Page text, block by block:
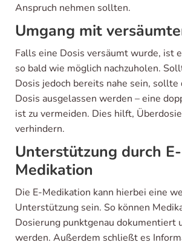
Anspruch nehmen sollten.
Umgang mit
Falls eine Dosis versäumt wurde, ist
so bald wie möglich nachzuholen.
Dosis jedoch bereits nahe sein, sollte
Dosis ausgelassen werden – eine
ist zu vermeiden. Dies hilft,
verhindern.
Unterstützung durch E-
Medikation
Die E-Medikation kann hierbei eine
Unterstützung sein. So können
Dosierung punktgenau dokumentiert
werden. Außerdem schließt es